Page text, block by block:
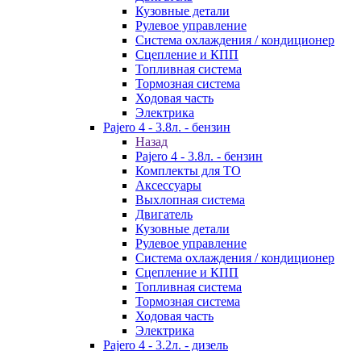
Кузовные детали
Рулевое управление
Система охлаждения / кондиционер
Сцепление и КПП
Топливная система
Тормозная система
Ходовая часть
Электрика
Pajero 4 - 3.8л. - бензин
Назад
Pajero 4 - 3.8л. - бензин
Комплекты для ТО
Аксессуары
Выхлопная система
Двигатель
Кузовные детали
Рулевое управление
Система охлаждения / кондиционер
Сцепление и КПП
Топливная система
Тормозная система
Ходовая часть
Электрика
Pajero 4 - 3.2л. - дизель